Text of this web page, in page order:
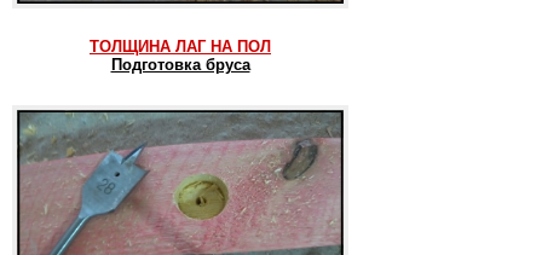
ТОЛЩИНА ЛАГ НА ПОЛ
Подготовка бруса